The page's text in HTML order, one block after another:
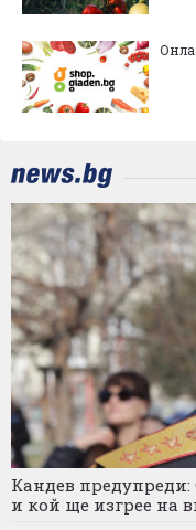
Кандев
и кой ще изгрее на